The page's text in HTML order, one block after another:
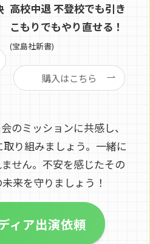
高校中退 不登校でも引き
こもりでもやり直せる！
(宝島社新書)
購入はこちら
のミッションに共感し、
り組みましょう。一緒に
せん。不安を感じたその
来を守りましょう！
ィア出演依頼